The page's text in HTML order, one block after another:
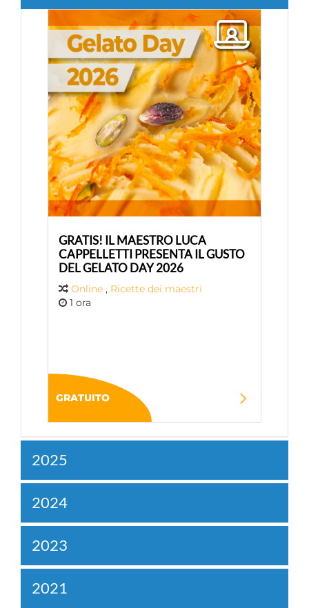
GRATIS! IL MAESTRO LUCA
CAPPELLETTI PRESENTA IL GUSTO
DEL GELATO DAY 2026
Online , Ricette dei maestri
1 ora
GRATUITO
2025
2024
2023
2021